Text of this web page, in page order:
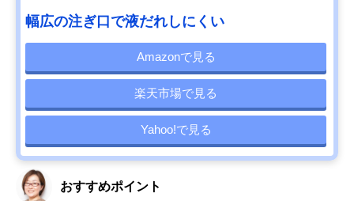
幅広の注ぎ口で液だれしにくい
Amazonで見る
楽天市場で見る
Yahoo!で見る
おすすめポイント